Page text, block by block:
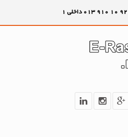
10
910 013 داخلی 1